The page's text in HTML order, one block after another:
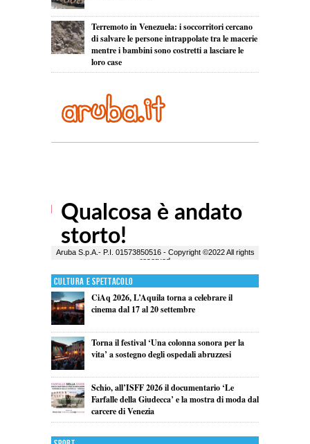
Terremoto in Venezuela: i soccorritori cercano
di salvare le persone intrappolate tra le macerie
mentre i bambini sono costretti a lasciare le
loro case
Cultura e Spettacolo
CiAq 2026, L’Aquila torna a celebrare il
cinema dal 17 al 20 settembre
Torna il festival ‘Una colonna sonora per la
vita’ a sostegno degli ospedali abruzzesi
Schio, all’ISFF 2026 il documentario ‘Le
Farfalle della Giudecca’ e la mostra di moda dal
carcere di Venezia